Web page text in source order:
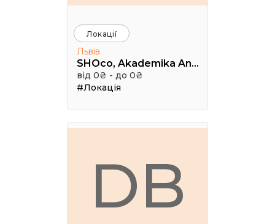
Локації
Львів
SHOco, Akademika Andriya Sakharova Street, Lviv, Lviv Oblast, Ukraine
від 0₴ - до 0₴
#Локація
DB